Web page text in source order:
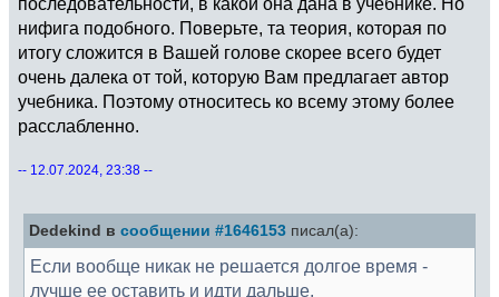
нифига подобного. Поверьте, та теория, которая по
итогу сложится в Вашей голове скорее всего будет
очень далека от той, которую Вам предлагает автор
учебника. Поэтому относитесь ко всему этому более
расслабленно.
-- 12.07.2024, 23:38 --
Dedekind в сообщении #1646153 писал(а):
Если вообще никак не решается долгое время -
лучше ее оставить и идти дальше.